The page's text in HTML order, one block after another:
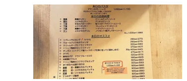
#今日のカルパッチョ
#今日のおじゃま虫
#もすけ
#ビストロヴェリテ
#bistroverite
#江東区大島